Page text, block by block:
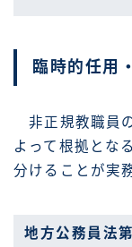
臨時的任用
非正規教職員
よって根拠とな
分けることが実
地方公務員法